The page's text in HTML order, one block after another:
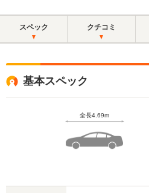
スペック クチコミ
基本スペック
全長4.69m